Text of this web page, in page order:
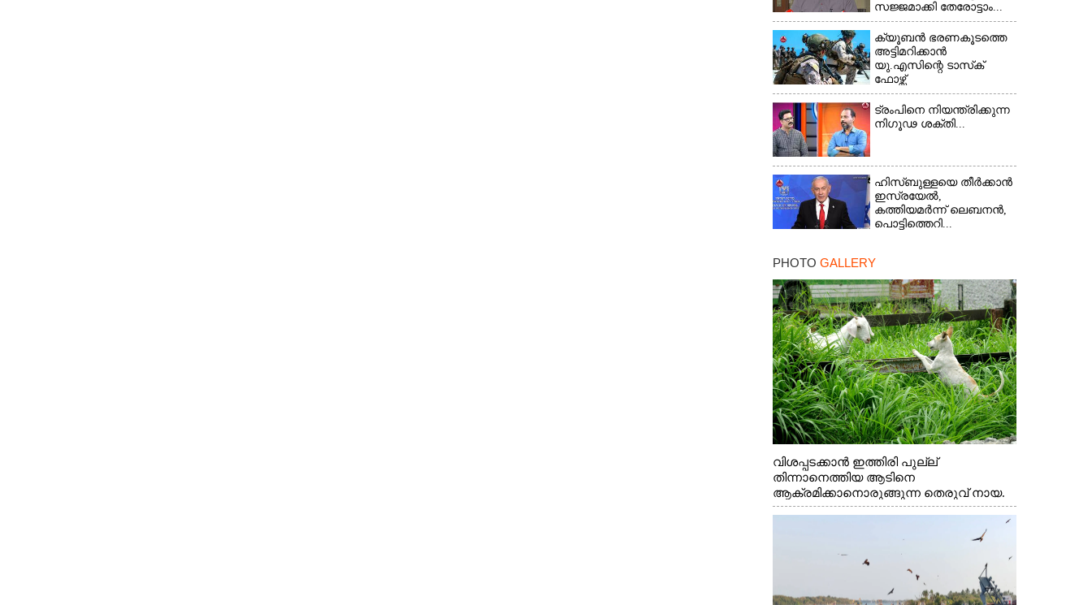
സജ്ജമാക്കി തേരോട്ടാം...
ക്യൂബൻ ഭരണകൂടത്തെ
അട്ടിമറിക്കാൻ
യു.എസിന്റെ ടാസ്‌ക്
ഫോഴ്സ്
ട്രംപിനെ നിയന്ത്രിക്കുന്ന
നിഗൂഢ ശക്തി...
ഹിസ്ബുള്ളയെ തീർക്കാൻ
ഇസ്രയേൽ,
കത്തിയമർന്ന് ലെബനൻ,
പൊട്ടിത്തെറി...
PHOTO GALLERY
വിശപ്പടക്കാൻ ഇത്തിരി പുല്ല്
തിന്നാനെത്തിയ ആടിനെ
ആക്രമിക്കാനൊരുങ്ങുന്ന തെരുവ് നായ.
എറണാകുളം വാത്തുരുത്തിയിൽ നിന്നുള്ള